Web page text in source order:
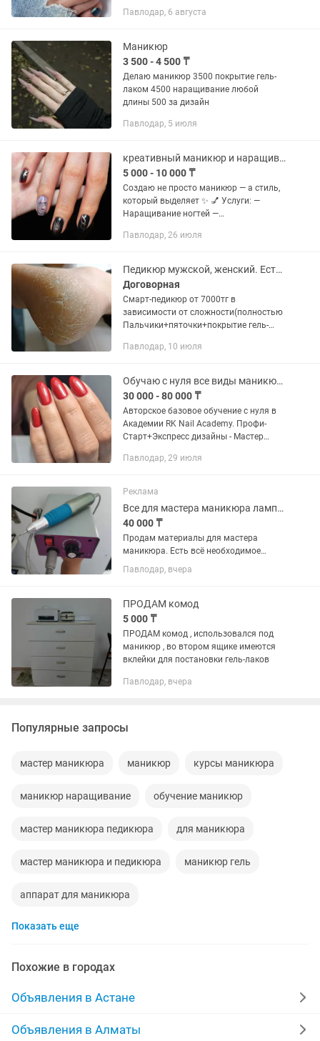
Наращивание ногтей акрил, гель, power
Павлодар, 6 августа
Маникюр
3 500 - 4 500 ₸
Делаю маникюр 3500 покрытие гель-
лаком 4500 наращивание любой
длины 500 за дизайн
Павлодар, 5 июля
креативный маникюр и наращивание / Павлодар
5 000 - 10 000 ₸
Создаю не просто маникюр — а стиль,
который выделяет ✨ 💅 Услуги: —
Наращивание ногтей —
Креативные дизайны (сложная
Покрытие гель-лаком ✨...
Павлодар, 26 июля
Педикюр мужской, женский. Есть выезд на дом
Договорная
Смарт-педикюр от 7000тг в
зависимости от сложности(полностью
Пальчики+пяточки+покрытие гель-
Мужской маникюр- 4000 Обработка
зависимости от...
Павлодар, 10 июля
Обучаю с нуля все виды маникюра и педикюра
30 000 - 80 000 ₸
Авторское базовое обучение с нуля в
Академии RK Nail Academy. Профи-
Старт+Экспресс дизайны - Мастер
комбинированный, аппаратный,SPA
покрытие...
Павлодар, 29 июля
Реклама
Все для мастера маникюра лампа сушка
40 000 ₸
Продам материалы для мастера
маникюра. Есть всё необходимое
(лампа, сушка, пылесос, аппарат с
фрезами, гель-лаки, цветные базы от
дизайна и многое другое) подробнее...
Павлодар, вчера
ПРОДАМ комод
5 000 ₸
ПРОДАМ комод , использовался под
маникюр , во втором ящике имеются
вклейки для постановки гель-лаков
Павлодар, вчера
Популярные запросы
мастер маникюра маникюр курсы маникюра
маникюр наращивание обучение маникюр
мастер маникюра педикюра для маникюра
мастер маникюра и педикюра маникюр гель
аппарат для маникюра
маникюр наращивание ногтей
стол для маникюра
мастер маникюра работа
Показать еще
Похожие в городах
Объявления в Астане
Объявления в Алматы